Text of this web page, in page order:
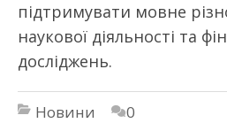
підтримувати мовне
наукової діяльності та
досліджень.
Новини
0